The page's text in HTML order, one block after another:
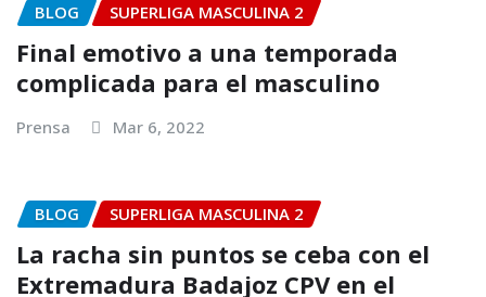
BLOG SUPERLIGA MASCULINA 2
Final emotivo a una temporada
complicada para el masculino
Prensa Mar 6, 2022
BLOG SUPERLIGA MASCULINA 2
La racha sin puntos se ceba con el
Extremadura Badajoz CPV en el